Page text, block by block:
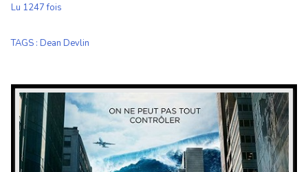
Lu 1247 fois
TAGS : Dean Devlin